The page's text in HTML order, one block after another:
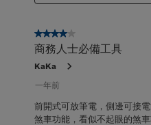
4星，共5星。
商務人士必備工具
KaKa
一年前
前開式可放筆電，側邊可接
煞車功能，看似不起眼的煞